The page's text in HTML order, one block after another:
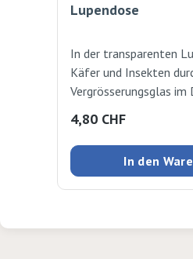
Lupendose
In der transparenten
Käfer und Insekten
Vergrösserungsglas im
Ø 6,5cm / Höhe 7cm
Regulärer Preis:
4,80 CHF
In den